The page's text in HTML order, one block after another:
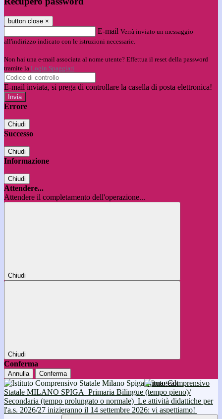
button close ×
E-mail Verrà inviato un messaggio
all'indirizzo indicato con le istruzioni necessarie.
Non hai una e-mail associata al nome utente? Effettua il reset della password
tramite la Login Spaggiari
E-mail inviata, si prega di controllare la casella di posta elettronica!
Errore
Chiudi
Successo
Chiudi
Informazione
Chiudi
Attendere...
Attendere il completamento dell'operazione...
Chiudi
Chiudi
Conferma
Annulla Conferma
Istituto Comprensivo
Statale MILANO SPIGA Primaria Bilingue (tempo pieno)/
Secondaria (tempo prolungato o normale) Le attività didattiche per
l'a.s. 2026/27 inizieranno il 14 settembre 2026: vi aspettiamo!